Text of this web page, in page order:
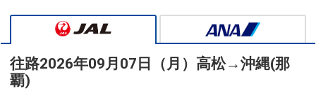
往路2026年09月07日（月） 高松→沖縄(那
覇)